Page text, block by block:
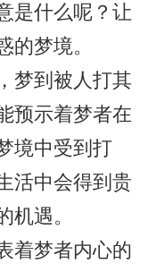
是什么呢？让
的梦境。
梦到被人打其
预示着梦者在
境中受到打
活中会得到贵
机遇。
着梦者内心的